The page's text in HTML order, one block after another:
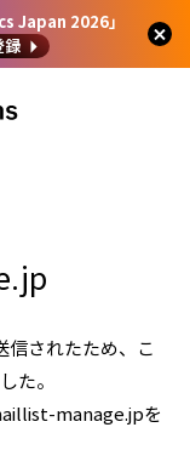
Japan 2026」
録
信されたため、こ
た。
manage.jpを